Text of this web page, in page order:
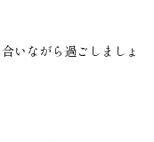
いながら過ごしましょ